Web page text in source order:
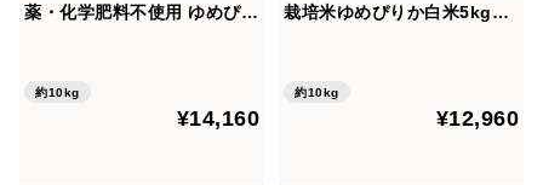
薬・化学肥料不使用 ゆめぴり
約10kg
¥14,160
栽培米ゆめぴりか白米5kg＋
約10kg
¥12,960